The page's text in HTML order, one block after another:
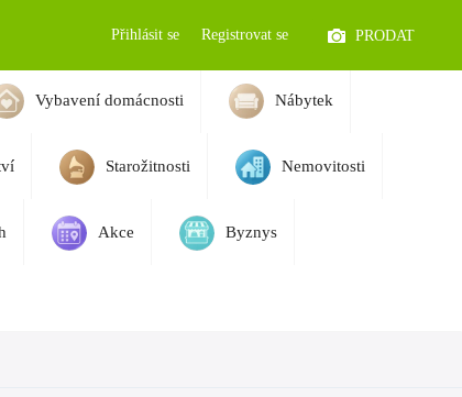
Přihlásit se Registrovat se PRODAT
Vybavení domácnosti Nábytek
Starožitnosti Nemovitosti
Akce Byznys